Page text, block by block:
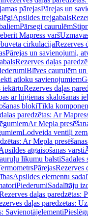
pārejasPārejas un
Apsildes trejgabals
Pārsegi caurulēm
Mapress varš
cirkulācijaRezerves
Pārejas un savienojumi,
Rezerves daļas
Blīves caurulēm
atloku savienojumiem
iekārtuRezerves daļas
ar higiēnas skalošanas
blokiTīkla
paredzētas: Ar
Ar Mepla
Lodveida ventiļi
Ar Mepla
atgaisošanas vārsti
līkumu balstiSadales
PārejasRezerves
Apsildes elementu
PiederumiSadalītāju
daļas paredzētas:
daļas paredzētas:
Savienotājelementi